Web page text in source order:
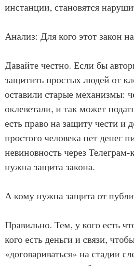
инстанции, становятся
Анализ: Для кого этот закон
Давайте честно. Если бы
защитить простых людей от
оставили старые механизмы:
оклеветали, и так может
есть право на защиту чести и
простого человека нет денег
невиновность через
нужна защита закона.
А кому нужна защита от
Правильно. Тем, у кого есть
кого есть деньги и связи,
«договариваться» на стадии